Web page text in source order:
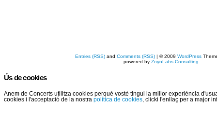
Entries (RSS) andComments (RSS) | © 2009WordPress
powered byZoyoLabs Consulting
Ús de cookies
Anem de Concerts utilitza cookies perquè vostè tingui la millor experiència
cookies i l'acceptació de la nostra política de cookies , clicki l'enllaç per a major